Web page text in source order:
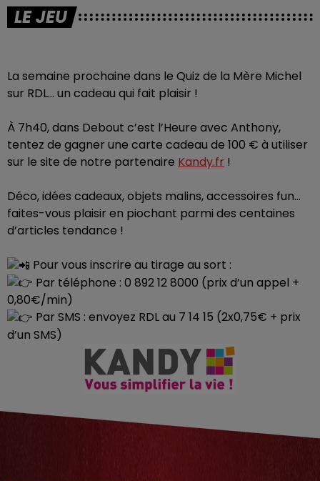
LE JEU
La semaine prochaine dans le Quiz de la Mère Michel
sur RDL… un cadeau qui fait plaisir !
À 7h40, dans Debout c’est l’Heure avec Anthony,
tentez de gagner une carte cadeau de 100 € à utiliser
sur le site de notre partenaire Kandy.fr !
Déco, idées cadeaux, objets malins, accessoires fun…
faites-vous plaisir en piochant parmi des centaines
d’articles tendance !
Pour vous inscrire au tirage au sort :
Par téléphone : 0 892 12 8000 (prix d’un appel +
0,80€/min)
Par SMS : envoyez RDL au 7 14 15 (2x0,75€ + prix
d’un SMS)